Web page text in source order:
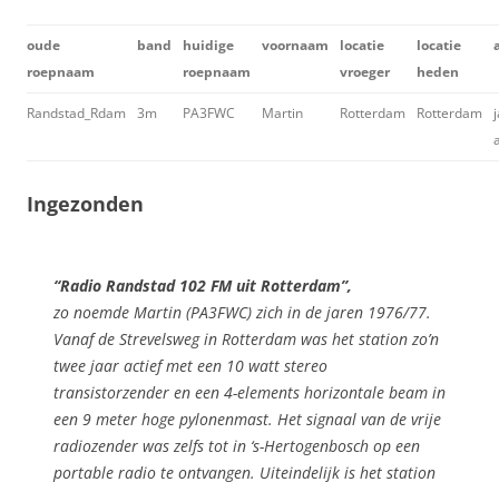
oude
roepnaam
band
huidige
roepnaam
voornaam
locatie
vroeger
locatie
heden
Randstad_Rdam 3m PA3FWC Martin Rotterdam Rotterdam
Ingezonden
“Radio Randstad 102 FM uit Rotterdam”,
zo noemde Martin (PA3FWC) zich in de jaren 1976/77.
Vanaf de Strevelsweg in Rotterdam was het station zo’n
twee jaar actief met een 10 watt stereo
transistorzender en een 4-elements horizontale beam in
een 9 meter hoge pylonenmast. Het signaal van de vrije
radiozender was zelfs tot in ‘s-Hertogenbosch op een
portable radio te ontvangen. Uiteindelijk is het station